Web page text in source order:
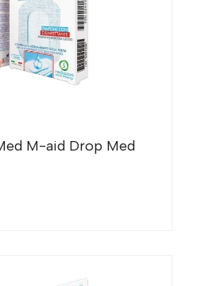
M-aid Drop Med